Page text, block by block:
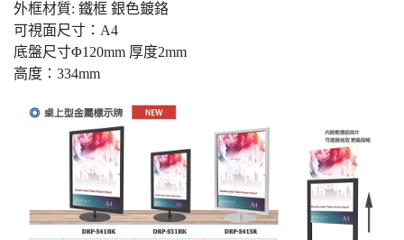
外框材質: 鐵框 銀色鍍鉻
可視面尺寸：A4
底盤尺寸Φ120mm 厚度2mm
高度：334mm